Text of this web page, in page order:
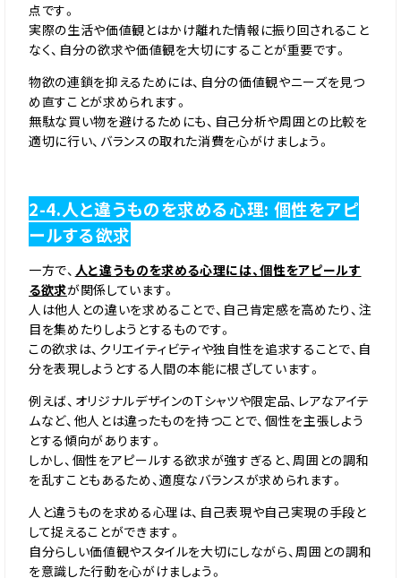
点です。
実際の生活や価値観とはかけ離れた情報に振り回されること
なく、自分の欲求や価値観を大切にすることが重要です。
物欲の連鎖を抑えるためには、自分の価値観やニーズを見つ
め直すことが求められます。
無駄な買い物を避けるためにも、自己分析や周囲との比較を
適切に行い、バランスの取れた消費を心がけましょう。
2-4.人と違うものを求める心理: 個性をアピ
ールする欲求
一方で、 人と違うものを求める心理には、個性をアピールす
る欲求が関係しています。
人は他人との違いを求めることで、自己肯定感を高めたり、注
目を集めたりしようとするものです。
この欲求は、クリエイティビティや独自性を追求することで、自
分を表現しようとする人間の本能に根ざしています。
例えば、オリジナルデザインのTシャツや限定品、レアなアイテ
ムなど、他人とは違ったものを持つことで、個性を主張しよう
とする傾向があります。
しかし、個性をアピールする欲求が強すぎると、周囲との調和
を乱すこともあるため、適度なバランスが求められます。
人と違うものを求める心理は、自己表現や自己実現の手段と
して捉えることができます。
自分らしい価値観やスタイルを大切にしながら、周囲との調和
を意識した行動を心がけましょう。